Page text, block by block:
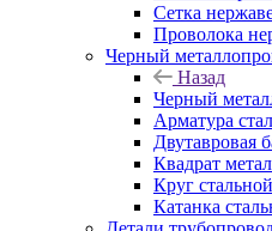
Сетка
Проволока
Черный
Назад
Черный
Арматура
Двутавровая
Квадрат
Круг стальной
Катанка